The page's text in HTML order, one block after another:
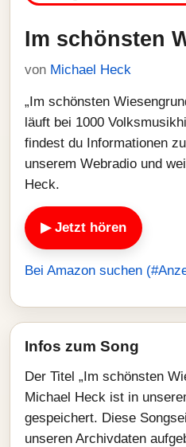
Im schönsten
von Michael Heck
„Im schönsten
läuft bei 1000
findest du Informationen
unserem Webradio und
Heck.
▶ Jetzt hören
Bei Amazon suchen
Infos zum Song
Der Titel „Im schönsten
Michael Heck ist in
gespeichert. Diese
unseren Archivdaten